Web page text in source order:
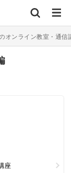
オンライン教室・通信
座